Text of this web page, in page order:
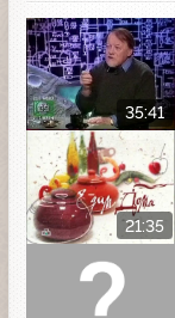
35:41
21:35